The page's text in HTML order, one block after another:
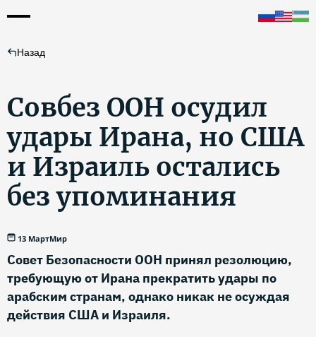
Назад
Совбез ООН осудил
удары Ирана, но США
и Израиль остались
без упоминания
13 МартМир
Совет Безопасности ООН принял резолюцию,
требующую от Ирана прекратить удары по
арабским странам, однако никак не осуждая
действия США и Израиля.